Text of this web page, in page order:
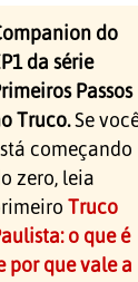
do
da série
Passos
Truco.Se
começando
zero, leia
Truco
o que é
por que vale a